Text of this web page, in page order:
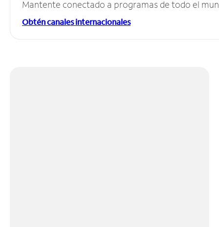
Mantente conectado a programas de todo el
Obtén canales internacionales